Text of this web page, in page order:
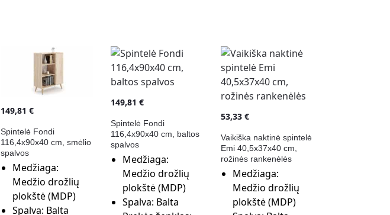
149,81€
Spintelė Fondi
116,4x90x40 cm, smėlio
spalvos
Medžiaga:
Medžio drožlių
plokštė (MDP)
Spalva: Balta
149,81€
Spintelė Fondi
116,4x90x40 cm, baltos
spalvos
Medžiaga:
Medžio drožlių
plokštė (MDP)
Spalva: Balta
53,33 €
Vaikiška naktinė spintelė
Emi 40,5x37x40 cm,
rožinės rankenėlės
Medžiaga:
Medžio drožlių
plokštė (MDP)